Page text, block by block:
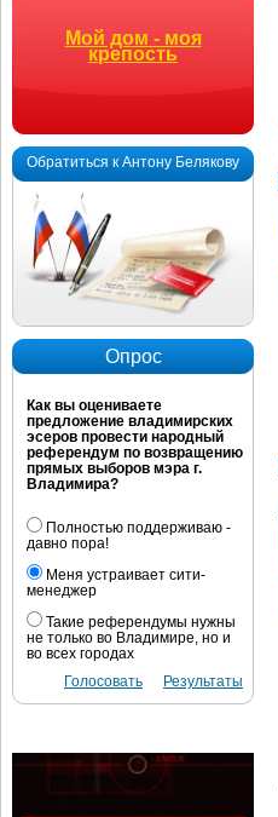
Мой дом - моя
крепость
Обратиться к Антону Белякову
Опрос
Как вы оцениваете
предложение владимирских
эсеров провести народный
референдум по возвращению
прямых выборов мэра г.
Владимира?
Полностью поддерживаю -
давно пора!
Меня устраивает сити-
менеджер
Такие референдумы нужны
не только во Владимире, но и
во всех городах
Результаты
Голосовать